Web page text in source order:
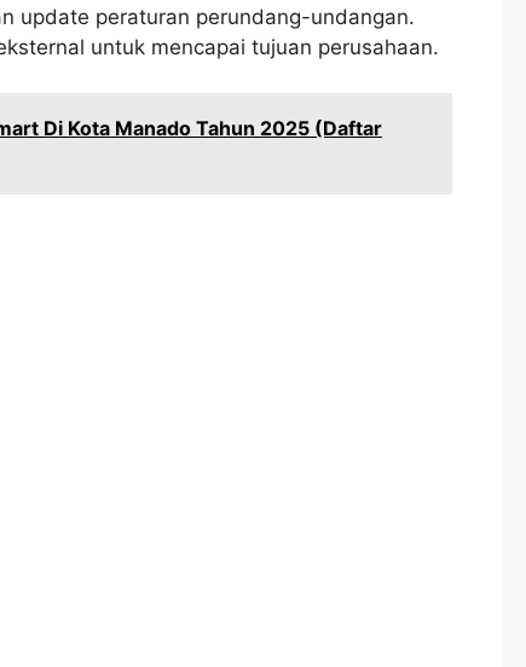
update peraturan perundang-undangan.
untuk mencapai tujuan perusahaan.
Di Kota Manado Tahun 2025 (Daftar